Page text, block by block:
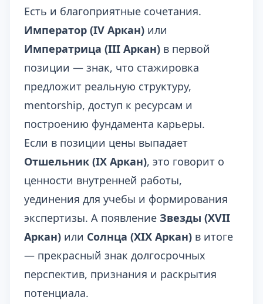
Есть и благоприятные сочетания.
Император (IV Аркан) или
Императрица (III Аркан) в первой
позиции — знак, что стажировка
предложит реальную структуру,
mentorship, доступ к ресурсам и
построению фундамента карьеры.
Если в позиции цены выпадает
Отшельник (IX Аркан), это говорит о
ценности внутренней работы,
уединения для учебы и формирования
экспертизы. А появление Звезды (XVII
Аркан) или Солнца (XIX Аркан) в итоге
— прекрасный знак долгосрочных
перспектив, признания и раскрытия
потенциала.